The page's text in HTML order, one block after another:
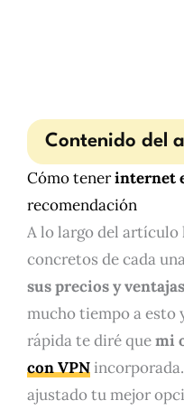
Contenido del
Cómo tenerinternet
recomendación
A lo largo del artículo
concretos de cada
sus precios y ventajas
mucho tiempo a esto
rápida te diré quemi
con VPN
ajustado tu mejor